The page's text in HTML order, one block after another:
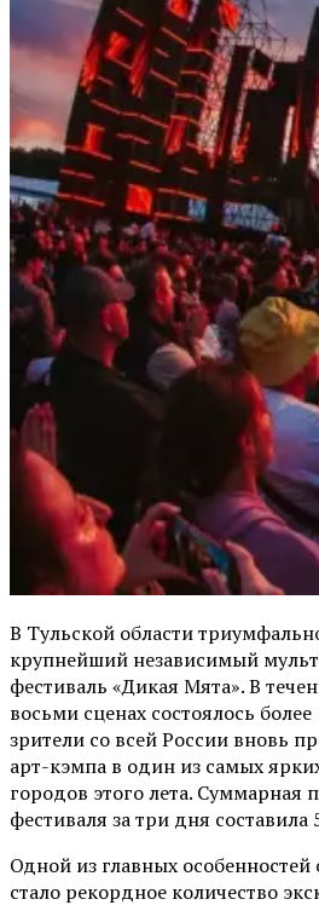
В Тульской области
крупнейший независимый
фестиваль «Дикая Мята». В
восьми сценах состоялось
зрители со всей России вновь
арт-кэмпа в один из самых
городов этого лета. Суммарная
фестиваля за три дня составила
Одной из главных
стало рекордное количество